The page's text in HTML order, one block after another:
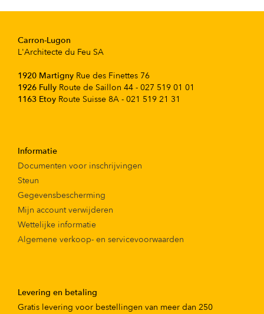
Carron-Lugon
L'Architecte du Feu SA
1920 Martigny Rue des Finettes 76
1926 Fully Route de Saillon 44 - 027 519 01 01
1163 Etoy Route Suisse 8A - 021 519 21 31
Informatie
Documenten voor inschrijvingen
Steun
Gegevensbescherming
Mijn account verwijderen
Wettelijke informatie
Algemene verkoop- en servicevoorwaarden
Levering en betaling
Gratis levering voor bestellingen van meer dan 250